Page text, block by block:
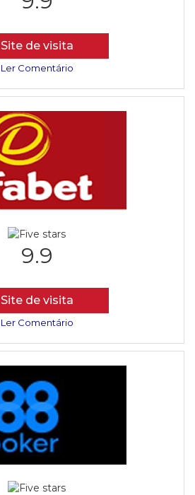
Site de visita
Ler Comentário
9.9
Site de visita
Ler Comentário